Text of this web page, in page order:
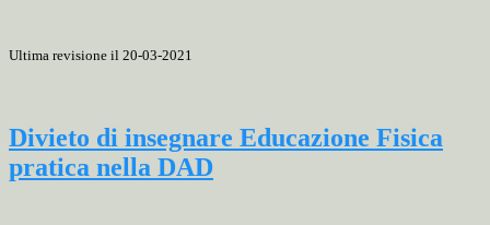
Ultima revisione il 20-03-2021
Divieto di insegnare Educazione Fisica
pratica nella DAD